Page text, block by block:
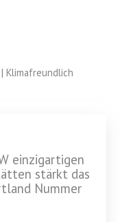
Klimafreundlich
einzigartigen
stärkt das
Nummer